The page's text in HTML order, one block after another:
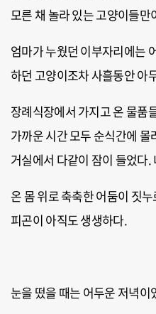
모른 채 놀라 있는 고양이들만
엄마가 누웠던 이부자리에는
하던 고양이조차 사흘동안 아
장례식장에서 가지고 온 물품
가까운 시간 모두 순식간에
거실에서 다같이 잠이 들었다
온 몸 위로 축축한 어둠이 짓
피곤이 아직도 생생하다.
눈을 떴을 때는 어두운 저녁이